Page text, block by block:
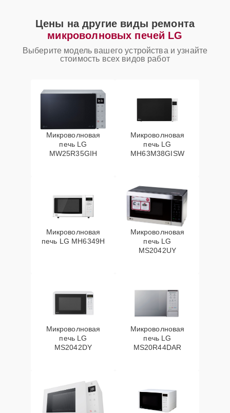
Цены на другие виды ремонта
микроволновых печей LG
Выберите модель вашего устройства и узнайте
стоимость всех видов работ
Микроволновая
печь LG
MW25R35GIH
Микроволновая
печь LG
MH63M38GISW
Микроволновая
печь LG MH6349H
Микроволновая
печь LG
MS2042UY
Микроволновая
печь LG
MS2042DY
Микроволновая
печь LG
MS20R44DAR